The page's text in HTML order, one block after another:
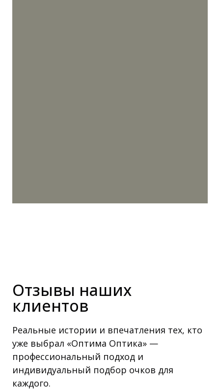
Отзывы наших
клиентов
Реальные истории и впечатления тех, кто
уже выбрал «Оптима Оптика» —
профессиональный подход и
индивидуальный подбор очков для
каждого.